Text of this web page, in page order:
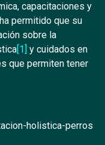
capacitaciones y
permitido que su
sobre la
[1] y cuidados en
que permiten tener
holistica-perros